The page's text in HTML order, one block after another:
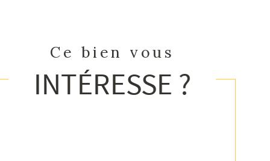
Ce bien vous
INTÉRESSE ?